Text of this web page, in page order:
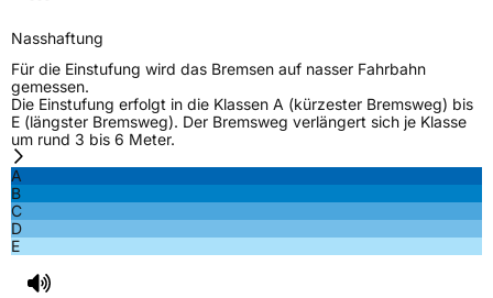
Rollgeräusch (dB)
FahrzeugklasseC2
3PMSF / Schneeflockensymbol / Alpine-Symbol Nein
Allgemeine Produktsicherheit (GPSR)
Nasshaftung
Für die Einstufung wird das Bremsen auf nasser Fahrbahn
gemessen.
Die Einstufung erfolgt in die Klassen A (kürzester Bremsweg) bis
E (längster Bremsweg). Der Bremsweg verlängert sich je Klasse
um rund 3 bis 6 Meter.
A
B
C
D
E